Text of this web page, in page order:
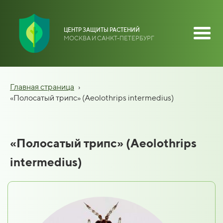
ЦЕНТР ЗАЩИТЫ РАСТЕНИЙ
МОСКВА И САНКТ-ПЕТЕРБУРГ
Главная страница ›
«Полосатый трипс» (Aeolothrips intermedius)
«Полосатый трипс» (Aeolothrips
intermedius)